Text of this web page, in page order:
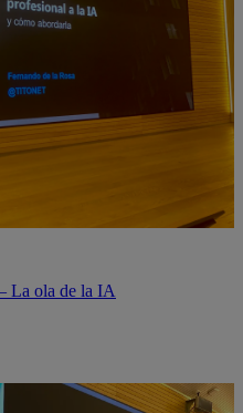
La ola de la IA